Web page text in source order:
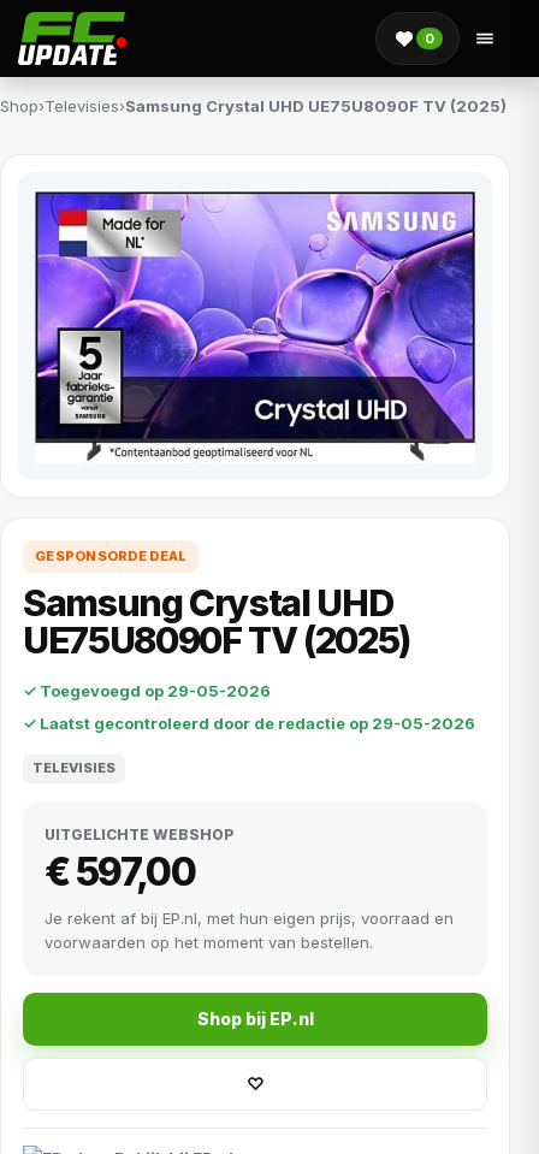
0
Shop›Televisies›Samsung Crystal UHD UE75U8090F TV (2025)
GESPONSORDE DEAL
Samsung Crystal UHD
UE75U8090F TV (2025)
✓ Toegevoegd op 29-05-2026
✓ Laatst gecontroleerd door de redactie op 29-05-2026
TELEVISIES
UITGELICHTE WEBSHOP
€ 597,00
Je rekent af bij EP.nl, met hun eigen prijs, voorraad en
voorwaarden op het moment van bestellen.
Shop bij EP.nl
♡